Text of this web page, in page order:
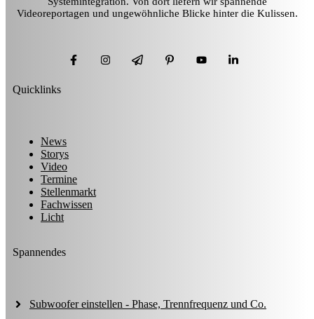
Videoreportagen und ungewöhnliche Blicke hinter die Kulissen.
Quicklinks
News
Storys
Video
Termine
Stellenmarkt
Fachwissen
Licht
Spannendes
Subwoofer einstellen - Phase, Trennfrequenz und Co.